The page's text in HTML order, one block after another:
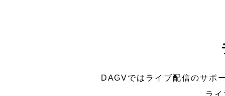
DAGVではライブ配信のサポ
ラ